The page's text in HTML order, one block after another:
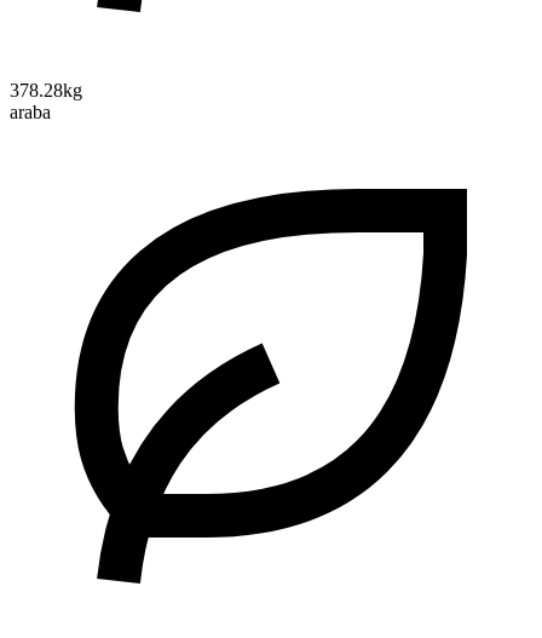
378.28kg
araba